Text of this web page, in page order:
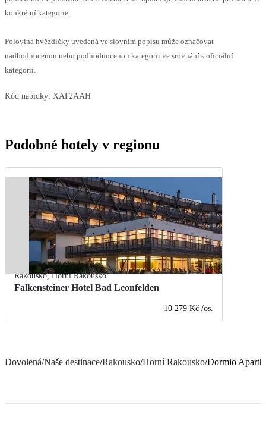
konkrétní kategorie.
Polovina hvězdičky uvedená ve slovním popisu může označovat
nadhodnocenou nebo podhodnocenou kategorii ve srovnání s oficiální
kategorií.
Kód nabídky: XAT2AAH
Podobné hotely v regionu
Rakousko,Horní Rakousko
Falkensteiner Hotel Bad Leonfelden
10 279 Kč /os.
Dovolená/Naše destinace/Rakousko/Horní Rakousko/Dormio